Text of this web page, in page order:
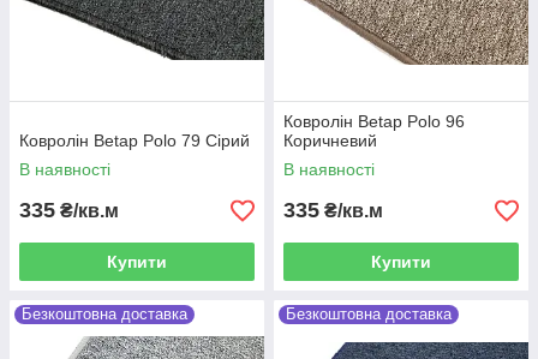
Ковролін Betap Polo 79 Сірий
В наявності
335 ₴/кв.м
Купити
Ковролін Betap Polo 96
Коричневий
В наявності
335 ₴/кв.м
Купити
Безкоштовна доставка Безкоштовна доставка